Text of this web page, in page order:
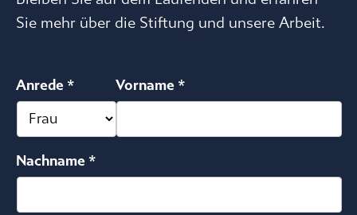
Sie mehr über die Stiftung und unsere Arbeit.
Anrede * Vorname *
Nachname *